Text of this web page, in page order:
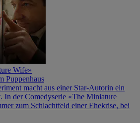
Wife»
Puppenhaus
macht aus einer Star-Autorin ein
In der Comedyserie «The Miniature
zum Schlachtfeld einer Ehekrise, bei